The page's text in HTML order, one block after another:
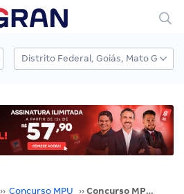
›› Concurso MPU ›› Concurso MPU: saiba a nota de corte da última seleção